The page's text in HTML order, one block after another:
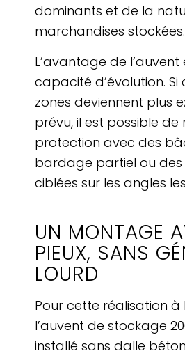
dominants et de la
marchandises stockées.
L’avantage de l’auvent
capacité d’évolution. Si
zones deviennent plus
prévu, il est possible
protection avec des
bardage partiel ou des
ciblées sur les angles
UN MONTAGE
PIEUX, SANS
LOURD
Pour cette réalisation à
l’auvent de stockage
installé sans dalle